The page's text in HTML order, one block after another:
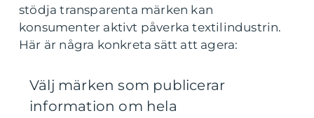
stödja transparenta märken kan
konsumenter aktivt påverka textilindustrin.
Här är några konkreta sätt att agera:
Välj märken som publicerar
information om hela